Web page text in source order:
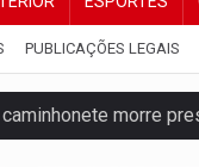
PUBLICAÇÕES LEGAIS
morre
para